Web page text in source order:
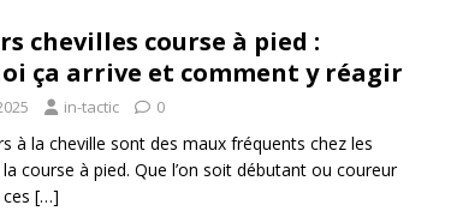
chevilles course à pied :
ça arrive et comment y réagir
in-tactic 0
à la cheville sont des maux fréquents chez les
course à pied. Que l’on soit débutant ou coureur
[…]